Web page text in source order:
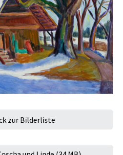
zur Bilderliste